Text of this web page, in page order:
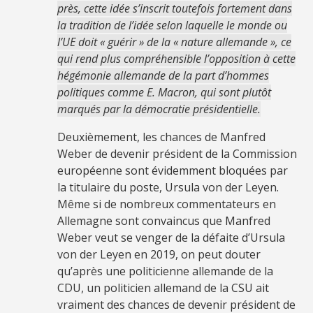
près, cette idée s’inscrit toutefois fortement dans
la tradition de l’idée selon laquelle le monde ou
l’UE doit « guérir » de la « nature allemande », ce
qui rend plus compréhensible l’opposition à cette
hégémonie allemande de la part d’hommes
politiques comme E. Macron, qui sont plutôt
marqués par la démocratie présidentielle.
Deuxièmement, les chances de Manfred
Weber de devenir président de la Commission
européenne sont évidemment bloquées par
la titulaire du poste, Ursula von der Leyen.
Même si de nombreux commentateurs en
Allemagne sont convaincus que Manfred
Weber veut se venger de la défaite d’Ursula
von der Leyen en 2019, on peut douter
qu’après une politicienne allemande de la
CDU, un politicien allemand de la CSU ait
vraiment des chances de devenir président de